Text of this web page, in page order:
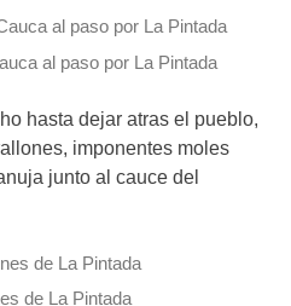
al paso por La Pintada
hasta dejar atras el pueblo,
imponentes moles
junto al cauce del
de La Pintada